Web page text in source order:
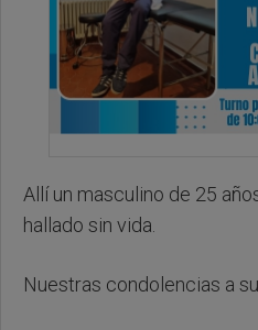
Allí un masculino de 25
hallado sin vida.
Nuestras condolencias a